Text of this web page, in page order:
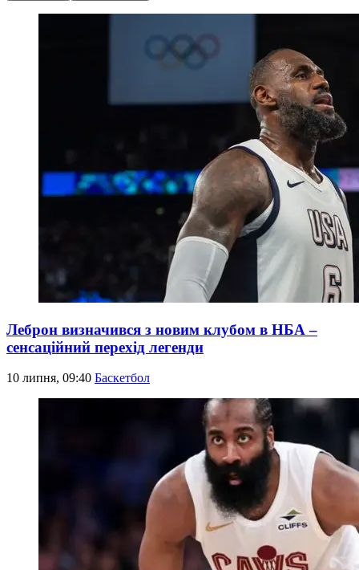
Леброн визначився з новим клубом в НБА –
сенсаційний перехід легенди
10 липня, 09:40 Баскетбол